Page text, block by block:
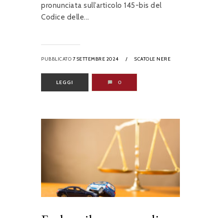
pronunciata sull’articolo 145-bis del
Codice delle...
PUBBLICATO 7 SETTEMBRE 2024 / SCATOLE NERE
LEGGI 0